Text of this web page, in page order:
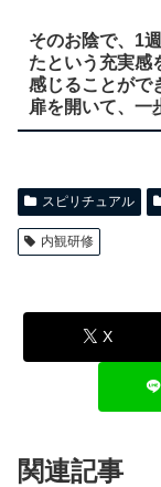
そのお陰で、1
たという充実感
感じることがで
扉を開いて、一
スピリチュアル
内観研修
X
関連記事